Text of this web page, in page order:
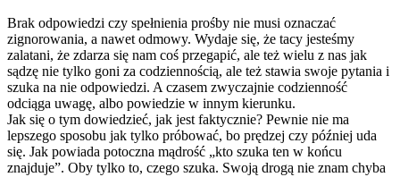
Brak odpowiedzi czy spełnienia prośby nie musi oznaczać
zignorowania, a nawet odmowy. Wydaje się, że tacy jesteśmy
zalatani, że zdarza się nam coś przegapić, ale też wielu z nas jak
sądzę nie tylko goni za codziennością, ale też stawia swoje pytania i
szuka na nie odpowiedzi. A czasem zwyczajnie codzienność
odciąga uwagę, albo powiedzie w innym kierunku.
Jak się o tym dowiedzieć, jak jest faktycznie? Pewnie nie ma
lepszego sposobu jak tylko próbować, bo prędzej czy później uda
się. Jak powiada potoczna mądrość „kto szuka ten w końcu
znajduje”. Oby tylko to, czego szuka. Swoją drogą nie znam chyba